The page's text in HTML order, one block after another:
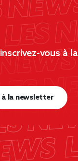
vous à la
à la newsletter